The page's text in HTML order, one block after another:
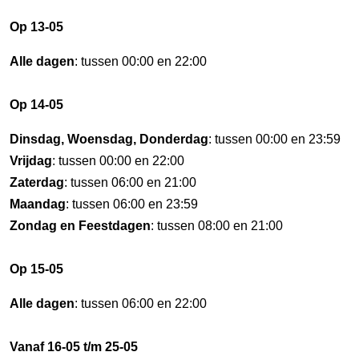
Op 13-05
Alle dagen: tussen 00:00 en 22:00
Op 14-05
Dinsdag, Woensdag, Donderdag: tussen 00:00 en 23:59
Vrijdag: tussen 00:00 en 22:00
Zaterdag: tussen 06:00 en 21:00
Maandag: tussen 06:00 en 23:59
Zondag en Feestdagen: tussen 08:00 en 21:00
Op 15-05
Alle dagen: tussen 06:00 en 22:00
Vanaf 16-05 t/m 25-05